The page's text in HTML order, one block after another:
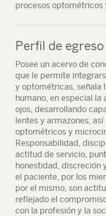
procesos
Perfil de egreso
Posee un acervo de
que le permite
y optométricas, señala
humano, en especial
ojos, desarrollando
lentes y armazones,
optométricos y
Responsabilidad,
actitud de servicio,
honestidad, discreción
el paciente, por los
por el mismo, son
reflejado el
con la profesión y la